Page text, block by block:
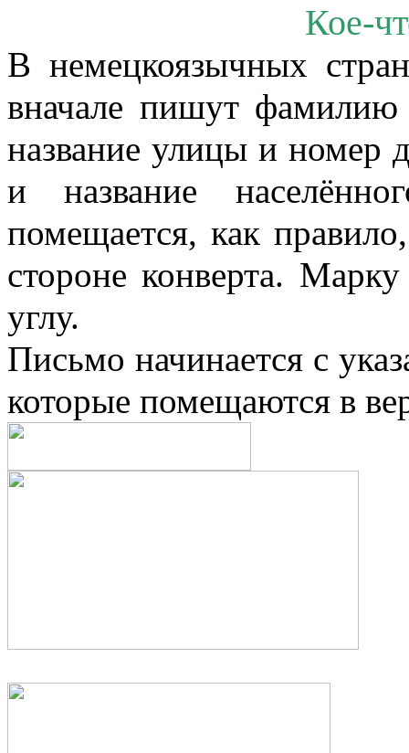
Кое-
В немецкоязычных
вначале пишут фамилию
название улицы и номер
и название
помещается, как
стороне конверта.
углу.
Письмо начинается с
которые помещаются в